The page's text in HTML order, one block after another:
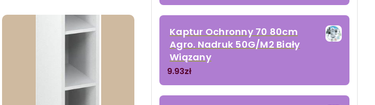
Kaptur Ochronny 70 80cm
Agro. Nadruk 50G/M2 Biały
Wiązany
9.93zł